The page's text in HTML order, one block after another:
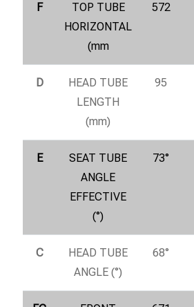
F
TOP TUBE
HORIZONTAL
(mm
572
D
HEAD TUBE
LENGTH
(mm)
95
E
SEAT TUBE
ANGLE
EFFECTIVE
(°)
73°
C
HEAD TUBE
ANGLE (°)
68°